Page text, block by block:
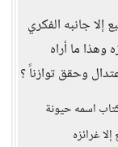
إلا جانبه الفكري
وهذا ما أراه
وحقق توازناً ؟
اسمه حيونة
غرائزه